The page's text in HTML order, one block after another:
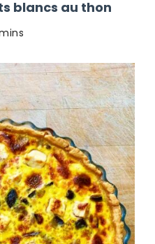
blancs au thon